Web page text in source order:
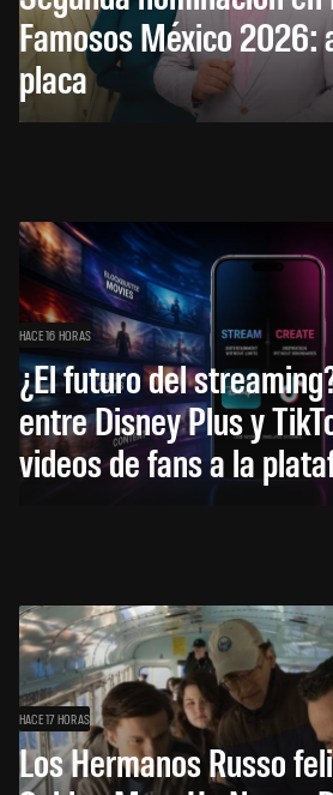
Famosos México 2026:
placa
HACE 16 HORAS
¿El futuro del
entre Disney Plus y
videos de fans a la
HACE 17 HORAS
Los Hermanos Russo